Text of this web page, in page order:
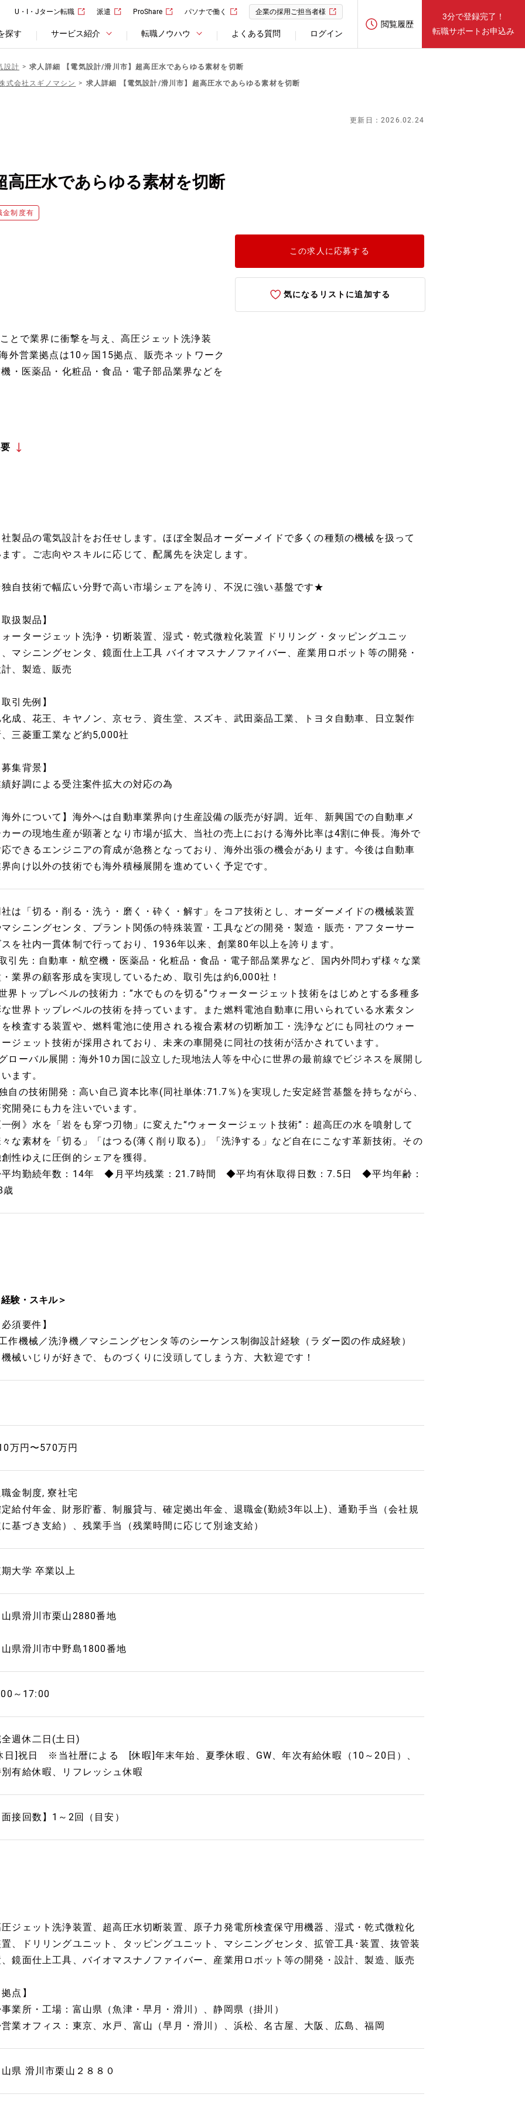
U・I・Jターン転職 派遣 ProShare パソナで働く 企業の採用ご担当者様
探す サービス紹介 転職ノウハウ よくある質問 ログイン
閲覧履歴
3分で登録完了！
転職サポートお申込み
設計
求人詳細 【電気設計/滑川市】超高圧水であらゆる素材を切断
式会社スギノマシン
求人詳細 【電気設計/滑川市】超高圧水であらゆる素材を切断
更新日：2026.02.24
高圧水であらゆる素材を切断
金制度有
とで業界に衝撃を与え、高圧ジェット洗浄装
外営業拠点は10ヶ国15拠点、販売ネットワーク
・医薬品・化粧品・食品・電子部品業界などを
この求人に応募する
気になるリストに追加する
製品の電気設計をお任せします。ほぼ全製品オーダーメイドで多くの種類の機械を扱って
す。ご志向やスキルに応じて、配属先を決定します。
自技術で幅広い分野で高い市場シェアを誇り、不況に強い基盤です★
扱製品】
ータージェット洗浄・切断装置、湿式・乾式微粒化装置 ドリリング・タッピングユニッ
マシニングセンタ、鏡面仕上工具 バイオマスナノファイバー、産業用ロボット等の開発・
、製造、販売
引先例】
成、花王、キヤノン、京セラ、資生堂、スズキ、武田薬品工業、トヨタ自動車、日立製作
三菱重工業など約5,000社
集背景】
好調による受注案件拡大の対応の為
外について】海外へは自動車業界向け生産設備の販売が好調。近年、新興国での自動車メ
ーの現地生産が顕著となり市場が拡大、当社の売上における海外比率は4割に伸長。海外で
できるエンジニアの育成が急務となっており、海外出張の機会があります。今後は自動車
向け以外の技術でも海外積極展開を進めていく予定です。
は「切る・削る・洗う・磨く・砕く・解す」をコア技術とし、オーダーメイドの機械装置
シニングセンタ、プラント関係の特殊装置・工具などの開発・製造・販売・アフターサー
を社内一貫体制で行っており、1936年以来、創業80年以上を誇ります。
引先：自動車・航空機・医薬品・化粧品・食品・電子部品業界など、国内外問わず様々な業
業界の顧客形成を実現しているため、取引先は約6,000社！
界トップレベルの技術力：”水でものを切る”ウォータージェット技術をはじめとする多種多
世界トップレベルの技術を持っています。また燃料電池自動車に用いられている水素タン
検査する装置や、燃料電池に使用される複合素材の切断加工・洗浄などにも同社のウォー
ジェット技術が採用されており、未来の車開発に同社の技術が活かされています。
ローバル展開：海外10カ国に設立した現地法人等を中心に世界の最前線でビジネスを展開し
ます。
自の技術開発：高い自己資本比率(同社単体:71.7％)を実現した安定経営基盤を持ちながら、
開発にも力を注いでいます。
例》水を「岩をも穿つ刃物」に変えた“ウォータージェット技術”：超高圧の水を噴射して
な素材を「切る」「はつる(薄く削り取る)」「洗浄する」など自在にこなす革新技術。その
性ゆえに圧倒的シェアを獲得。
均勤続年数：14年 ◆月平均残業：21.7時間 ◆平均有休取得日数：7.5日 ◆平均年齢：
歳
験・スキル＞
須要件】
作機械／洗浄機／マシニングセンタ等のシーケンス制御設計経験（ラダー図の作成経験）
械いじりが好きで、ものづくりに没頭してしまう方、大歓迎です！
万円〜570万円
金制度, 寮社宅
給付年金、財形貯蓄、制服貸与、確定拠出年金、退職金(勤続3年以上)、通勤手当（会社規
基づき支給）、残業手当（残業時間に応じて別途支給）
大学 卒業以上
山県滑川市栗山2880番地
山県滑川市中野島1800番地
～17:00
週休二日(土日)
日]祝日 ※当社暦による [休暇]年末年始、夏季休暇、GW、年次有給休暇（10～20日）、
有給休暇、リフレッシュ休暇
接回数】1～2回（目安）
ジェット洗浄装置、超高圧水切断装置、原子力発電所検査保守用機器、湿式・乾式微粒化
、ドリリングユニット、タッピングユニット、マシニングセンタ、拡管工具･装置、抜管装
鏡面仕上工具、バイオマスナノファイバー、産業用ロボット等の開発・設計、製造、販売
点】
業所・工場：富山県（魚津・早月・滑川）、静岡県（掛川）
業オフィス：東京、水戸、富山（早月・滑川）、浜松、名古屋、大阪、広島、福岡
県 滑川市栗山２８８０